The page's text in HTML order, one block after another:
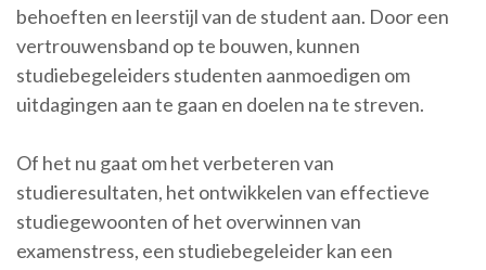
behoeften en leerstijl van de student aan. Door een
vertrouwensband op te bouwen, kunnen
studiebegeleiders studenten aanmoedigen om
uitdagingen aan te gaan en doelen na te streven.
Of het nu gaat om het verbeteren van
studieresultaten, het ontwikkelen van effectieve
studiegewoonten of het overwinnen van
examenstress, een studiebegeleider kan een